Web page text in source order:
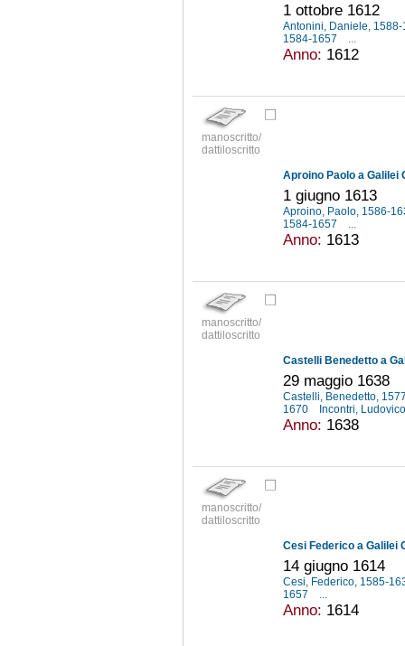
1 ottobre 1612
Antonini, Daniele,
1584-1657
...
Anno: 1612
manoscritto/
dattiloscritto
Aproino Paolo a Galilei
1 giugno 1613
Aproino, Paolo, 1586-
1584-1657
...
Anno: 1613
manoscritto/
dattiloscritto
Castelli Benedetto a
29 maggio 1638
Castelli, Benedetto,
1670
Incontri,
Anno: 1638
manoscritto/
dattiloscritto
Cesi Federico a Galilei
14 giugno 1614
Cesi, Federico, 1585-
1657
Anno: 1614